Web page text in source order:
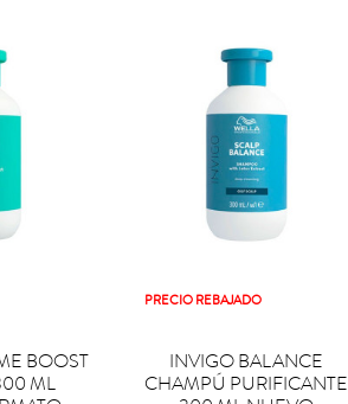
BOOST
ML
PRECIO REBAJADO
INVIGO BALANCE
CHAMPÚ PURIFICANTE